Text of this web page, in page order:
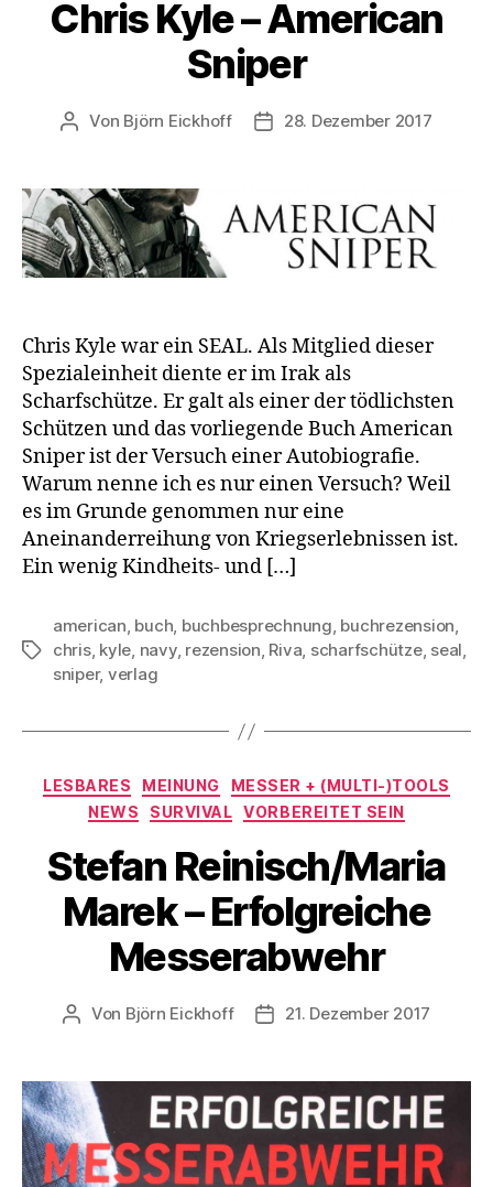
Chris Kyle – American
Sniper
Beitragsautor
Von Björn Eickhoff Veröffentlichungsdatum
28. Dezember 2017
Chris Kyle war ein SEAL. Als Mitglied dieser
Spezialeinheit diente er im Irak als
Scharfschütze. Er galt als einer der tödlichsten
Schützen und das vorliegende Buch American
Sniper ist der Versuch einer Autobiografie.
Warum nenne ich es nur einen Versuch? Weil
es im Grunde genommen nur eine
Aneinanderreihung von Kriegserlebnissen ist.
Ein wenig Kindheits- und […]
Schlagwörter
american, buch, buchbesprechnung, buchrezension,
chris, kyle, navy, rezension, Riva, scharfschütze, seal,
sniper, verlag
Kategorien
LESBARES MEINUNG
MESSER + (MULTI-)TOOLS
NEWS
SURVIVAL VORBEREITET SEIN
Stefan Reinisch/Maria
Marek – Erfolgreiche
Messerabwehr
Beitragsautor
Von Björn Eickhoff Veröffentlichungsdatum
21. Dezember 2017